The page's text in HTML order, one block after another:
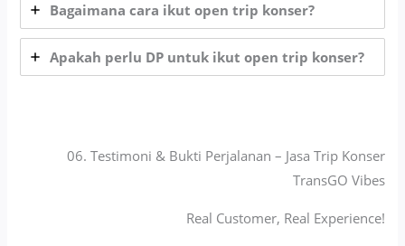
Bagaimana cara ikut open trip konser?
Apakah perlu DP untuk ikut open trip konser?
06. Testimoni & Bukti Perjalanan – Jasa Trip Konser
TransGO Vibes
Real Customer, Real Experience!